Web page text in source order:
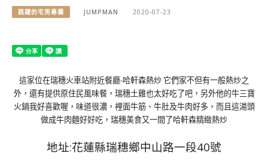
跳躍的宅男專欄 JUMPMAN 2020-07-23
這家位在瑞穗火車站附近餐廳-哈軒森熱炒 它們家不但有一般熱炒之
外，還有提供原住民風味餐，瑞穗土雞也太好吃了吧，另外他的牛三寶
火鍋我好喜歡喔，味道很濃，裡面牛筋、牛肚及牛肉好多，而且這湯頭
做成牛肉麵好好吃，瑞穗美食又一間了哈軒森精緻熱炒
地址:花蓮縣瑞穗鄉中山路一段40號